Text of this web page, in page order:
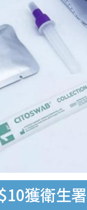
獲衛生